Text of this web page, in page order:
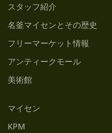
スタッフ紹介
名釜マイセンとその歴史
フリーマーケット情報
アンティークモール
美術館
マイセン
KPM